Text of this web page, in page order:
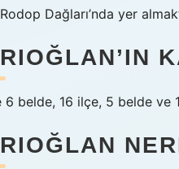
Dağları’nda yer
6 belde, 16 ilçe, 5 belde ve